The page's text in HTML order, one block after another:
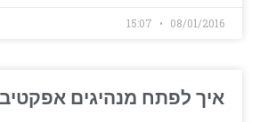
08/01/2016
איך לפתח מנהיגים